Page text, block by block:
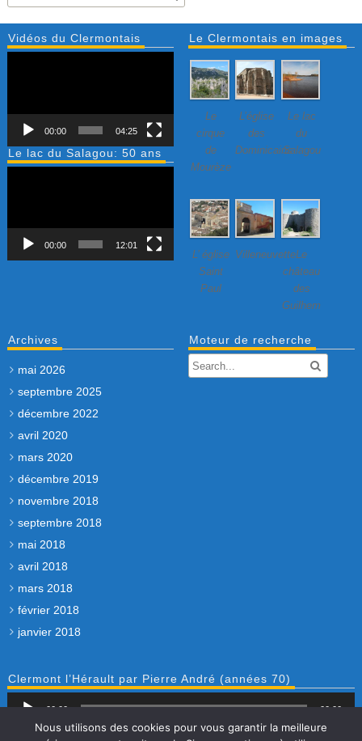
Vidéos du Clermontais
00:00 04:25
Le lac du Salagou: 50 ans
00:00 12:01
Le Clermontais en images
Le
cirque
de
Mourèze
L’église
des
Dominicains
Le lac
du
Salagou
L’ église
Saint
Paul
Villeneuvette…
Le
château
des
Guilhem
Archives
mai 2026
septembre 2025
décembre 2022
avril 2020
mars 2020
décembre 2019
novembre 2018
septembre 2018
mai 2018
avril 2018
mars 2018
février 2018
janvier 2018
Moteur de recherche
Clermont l’Hérault par Pierre André (années 70)
audio
00:00 00:00
Nous utilisons des cookies pour vous garantir la meilleure